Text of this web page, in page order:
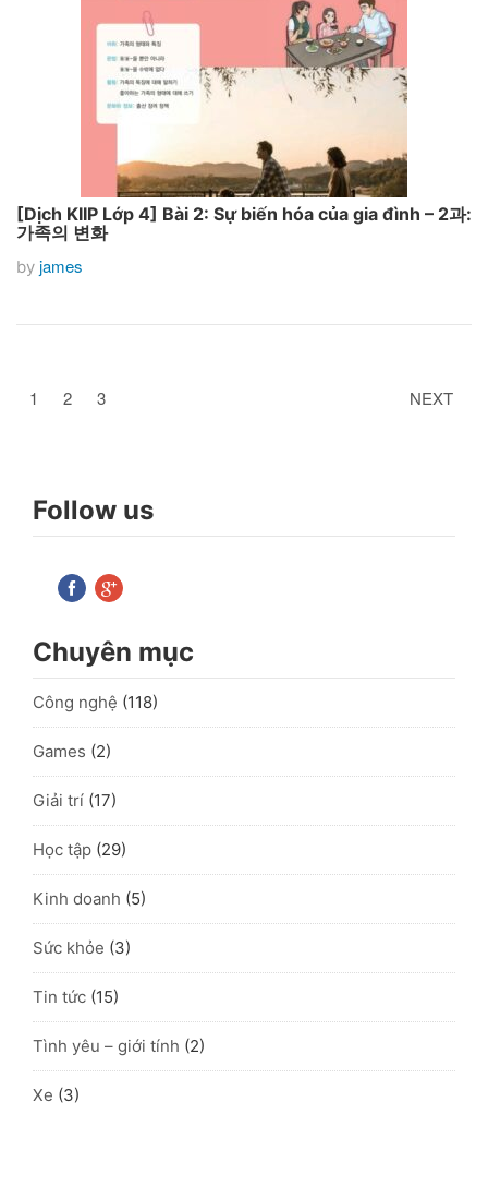
[Dịch KIIP Lớp 4] Bài 2: Sự biến hóa của gia đình – 2과:
가족의 변화
by james
1 2 3 NEXT
Follow us
Chuyên mục
Công nghệ (118)
Games (2)
Giải trí (17)
Học tập (29)
Kinh doanh (5)
Sức khỏe (3)
Tin tức (15)
Tình yêu – giới tính (2)
Xe (3)